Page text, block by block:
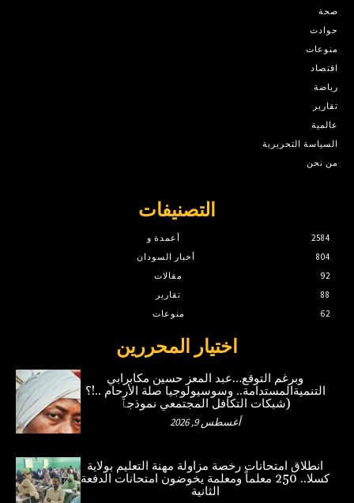
صحة
حوادث
منوعات
اقتصاد
رياضة
تقارير
عالمية
السياسة التحريرية
من نحن
التصنيفات
أعمدة و
2584
أخبار السودان
804
مقالات
92
تقارير
88
منوعات
62
اختيار المحررين
وبرغم التوقع…عبد المعز حسين مكابرابي
التنميةالمستدامة.. وسوسيولوجيا صلة الأرحام ..!؟
(شبكات التكافل المجتمعي نموذجٱ
أغسطس 9, 2026
انطلاق امتحانات رخصة مزاولة مهنة التعليم بولاية
كسلا.. 250 معلماً ومعلمة يخوضون امتحانات الدفعة
الثانية